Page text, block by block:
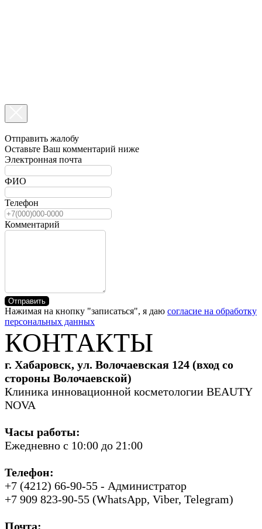
Отправить жалобу
Оставьте Ваш комментарий ниже
Электронная почта
ФИО
Телефон
Комментарий
Отправить
Нажимая на кнопку "записаться", я даю согласие на обработку
персональных данных
КОНТАКТЫ
г. Хабаровск, ул. Волочаевская 124 (вход со
стороны Волочаевской)
Клиника инновационной косметологии BEAUTY
NOVA
Часы работы:
Ежедневно с 10:00 до 21:00
Телефон:
+7 (4212) 66-90-55 - Администратор
+7 909 823-90-55 (WhatsApp, Viber, Telegram)
Почта: